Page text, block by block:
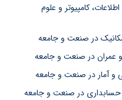
کامپیوتر و علوم
در صنعت و جامعه
عمران در صنعت و جامعه
و آمار در صنعت و جامعه
حسابداری در صنعت و جامعه